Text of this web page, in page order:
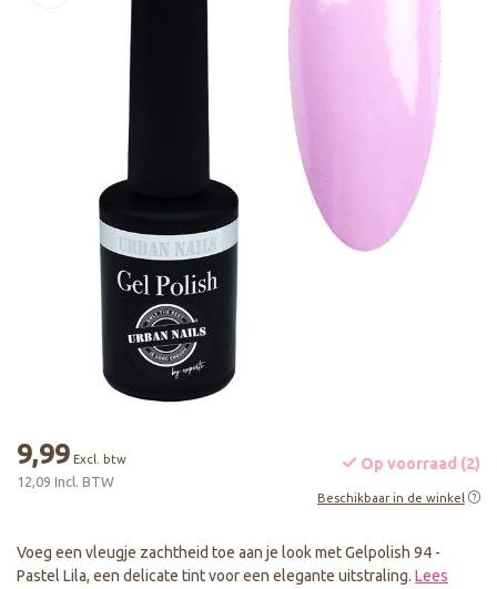
9,99 Excl. btw
12,09 Incl. BTW
Op voorraad (2)
Beschikbaar in de winkel
Voeg een vleugje zachtheid toe aan je look met Gelpolish 94 -
Pastel Lila, een delicate tint voor een elegante uitstraling. Lees